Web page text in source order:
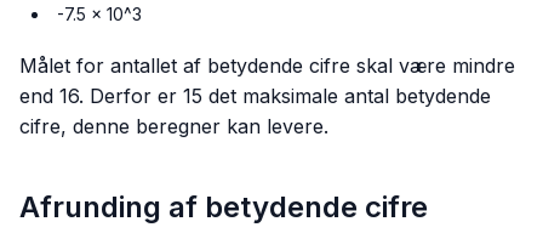
-7.5 x 10^3
Målet for antallet af betydende cifre skal være mindre
end 16. Derfor er 15 det maksimale antal betydende
cifre, denne beregner kan levere.
Afrunding af betydende cifre